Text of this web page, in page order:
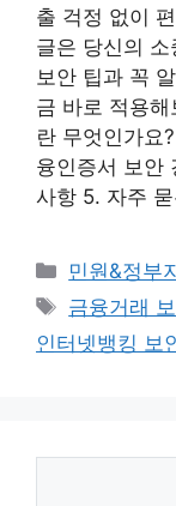
출 걱정 없이
글은 당신의
보안 팁과 꼭
금 바로 적용
란 무엇인가요
융인증서 보안
사항 5. 자주
카
테
고
리
민원&정부
태
그
금융거래
인터넷뱅킹 보